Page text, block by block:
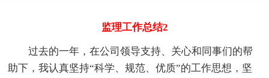
监理工作总结2
过去的一年，在公司领导支持、关心和同事们的帮
助下，我认真坚持“科学、规范、优质”的工作思想，坚